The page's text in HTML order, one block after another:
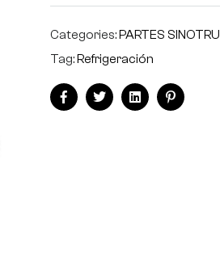
Categories:PARTES
Tag:Refrigeración
FacebookTwitterLinkedinPinterest